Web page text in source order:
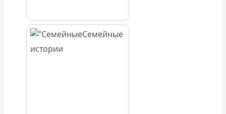
Семейные
истории